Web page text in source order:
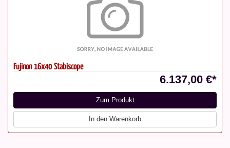
Fujinon 16x40 Stabiscope
6.137,00 €*
Zum Produkt
In den Warenkorb